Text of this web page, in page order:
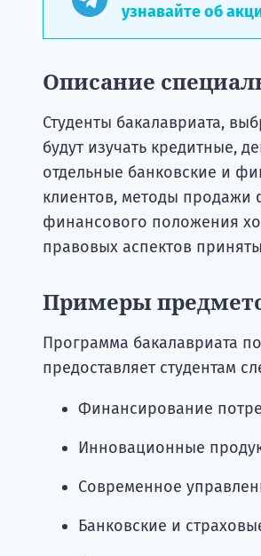
узнавайте об
Описание
Студенты бакалавриата,
будут изучать кредитные,
отдельные банковские и
клиентов, методы продажи
финансового положения
правовых аспектов
Примеры
Программа бакалавриата
предоставляет студентам
Финансирование
Инновационные
Современное
Банковские и